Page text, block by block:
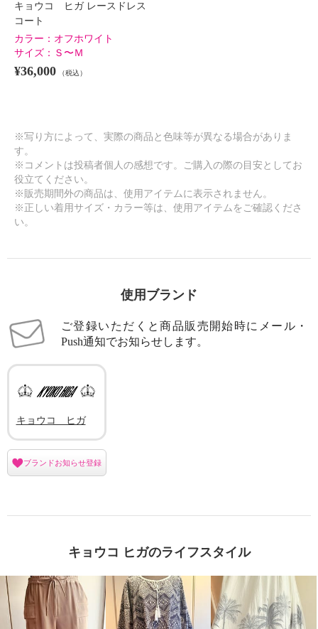
キョウコ ヒガ レースドレス
コート
カラー： オフホワイト
サイズ： Ｓ〜Ｍ
¥36,000 （税込）
※写り方によって、実際の商品と色味等が異なる場合がありま
す。
※コメントは投稿者個人の感想です。ご購入の際の目安としてお
役立てください。
※販売期間外の商品は、使用アイテムに表示されません。
※正しい着用サイズ・カラー等は、使用アイテムをご確認くださ
い。
使用ブランド
ご登録いただくと商品販売開始時にメール・
Push通知でお知らせします。
キョウコ ヒガ
ブランドお知らせ登録
キョウコ ヒガのライフスタイル